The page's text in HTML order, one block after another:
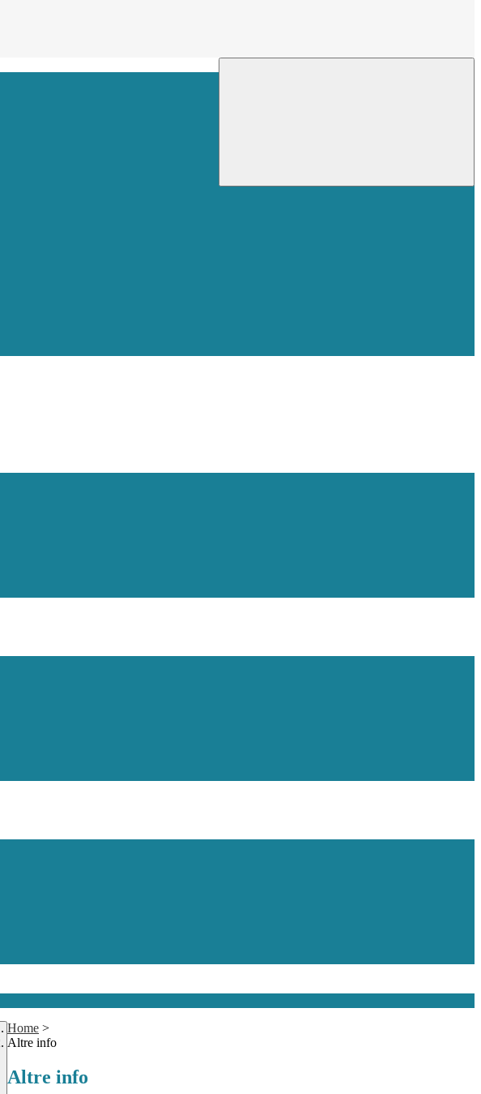
Home >
Altre info
Altre info